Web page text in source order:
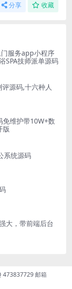
分享 收藏
门服务app小程序
SPA技师派单源码
源码,十六种人
免维护带10W+数
版
系统源码
大，带前端后台
473837729 邮箱